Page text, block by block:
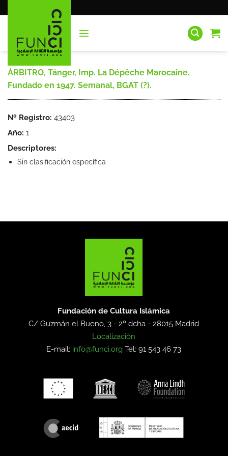
al
ÁRBITRO, Tánger, Imp. La Dépêche Marocaine.
Fundado en 1947. Semanal, BGAT (?).
Nº Registro: 43403
Año: 1
Descriptores:
Sin clasificación específica
Fundación de Cultura Islámica
C/ Guzmán el Bueno, 3 - 2º dcha -28015 Madrid
Localización
E-mail: info@funci.org Tel: 91 543 46 73